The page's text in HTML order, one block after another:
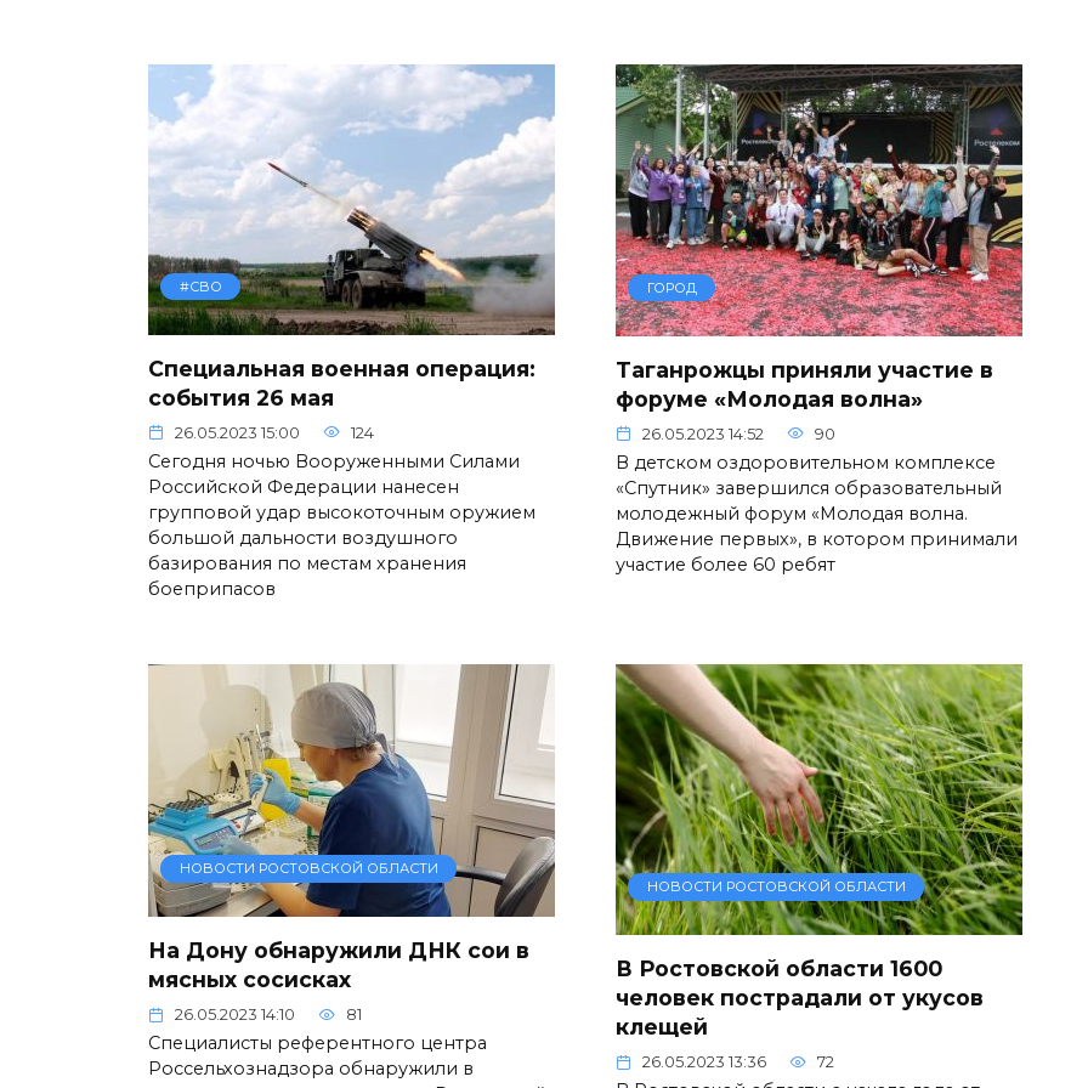
#СВО
Специальная военная операция:
события 26 мая
26.05.2023 15:00 124
Сегодня ночью Вооруженными Силами
Российской Федерации нанесен
групповой удар высокоточным оружием
большой дальности воздушного
базирования по местам хранения
боеприпасов
ГОРОД
Таганрожцы приняли участие в
форуме «Молодая волна»
26.05.2023 14:52 90
В детском оздоровительном комплексе
«Спутник» завершился образовательный
молодежный форум «Молодая волна.
Движение первых», в котором принимали
участие более 60 ребят
НОВОСТИ РОСТОВСКОЙ ОБЛАСТИ
На Дону обнаружили ДНК сои в
мясных сосисках
26.05.2023 14:10 81
Специалисты референтного центра
Россельхознадзора обнаружили в
НОВОСТИ РОСТОВСКОЙ ОБЛАСТИ
В Ростовской области 1600
человек пострадали от укусов
клещей
26.05.2023 13:36 72